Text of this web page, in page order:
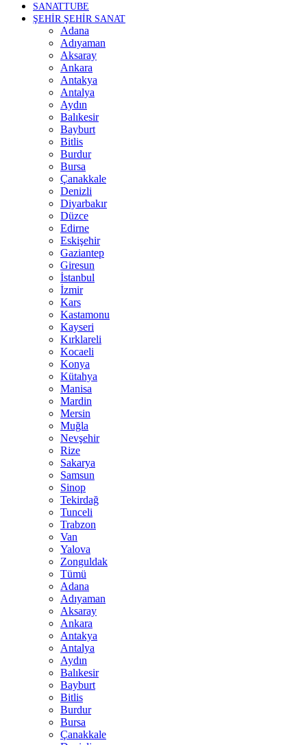
SANATTUBE
ŞEHİR ŞEHİR SANAT
Adana
Adıyaman
Aksaray
Ankara
Antakya
Antalya
Aydın
Balıkesir
Bayburt
Bitlis
Burdur
Bursa
Çanakkale
Denizli
Diyarbakır
Düzce
Edirne
Eskişehir
Gaziantep
Giresun
İstanbul
İzmir
Kars
Kastamonu
Kayseri
Kırklareli
Kocaeli
Konya
Kütahya
Manisa
Mardin
Mersin
Muğla
Nevşehir
Rize
Sakarya
Samsun
Sinop
Tekirdağ
Tunceli
Trabzon
Van
Yalova
Zonguldak
Tümü
Adana
Adıyaman
Aksaray
Ankara
Antakya
Antalya
Aydın
Balıkesir
Bayburt
Bitlis
Burdur
Bursa
Çanakkale